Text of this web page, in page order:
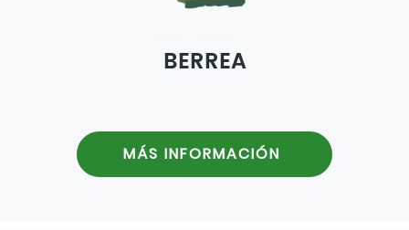
BERREA
MÁS INFORMACIÓN